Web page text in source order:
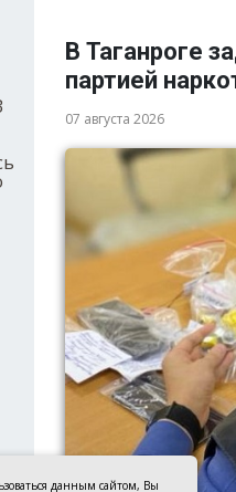
В Таганроге
партией
07 августа 2026
данным сайтом, Вы